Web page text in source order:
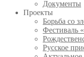
Документы
Проекты
Борьба со
Фестиваль
Русское